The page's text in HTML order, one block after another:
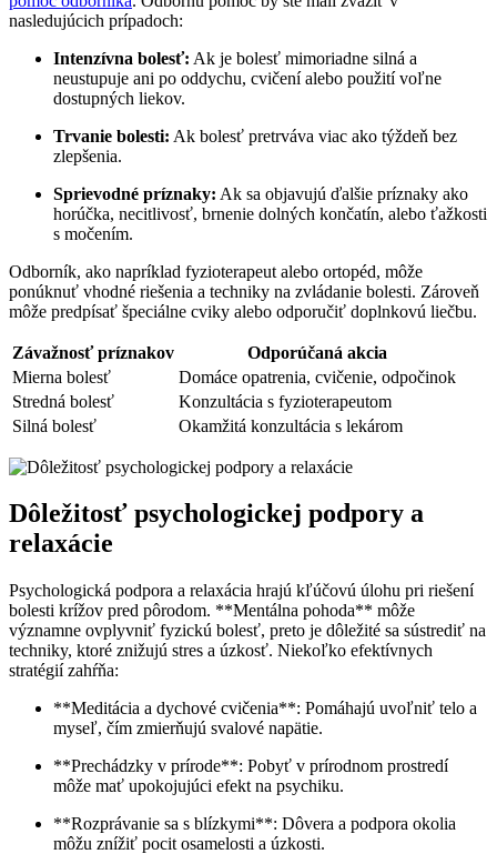
nasledujúcich prípadoch:
Intenzívna bolesť: Ak je bolesť mimoriadne silná a
neustupuje ani po oddychu, cvičení alebo použití voľne
dostupných liekov.
Trvanie bolesti: Ak bolesť pretrváva viac ako týždeň bez
zlepšenia.
Sprievodné príznaky: Ak sa objavujú ďalšie príznaky ako
horúčka, necitlivosť, brnenie dolných končatín, alebo ťažkosti
s močením.
Odborník, ako napríklad fyzioterapeut alebo ortopéd, môže
ponúknuť vhodné riešenia a techniky na zvládanie bolesti. Zároveň
môže predpísať špeciálne cviky alebo odporučiť doplnkovú liečbu.
Závažnosť príznakov
Odporúčaná akcia
Mierna bolesť
Domáce opatrenia, cvičenie, odpočinok
Stredná bolesť
Konzultácia s fyzioterapeutom
Silná bolesť
Okamžitá konzultácia s lekárom
Dôležitosť psychologickej podpory a
relaxácie
Psychologická podpora a relaxácia hrajú kľúčovú úlohu pri riešení
bolesti krížov pred pôrodom. **Mentálna pohoda** môže
významne ovplyvniť fyzickú bolesť, preto je dôležité sa sústrediť na
techniky, ktoré znižujú stres a úzkosť. Niekoľko efektívnych
stratégií zahŕňa:
**Meditácia a dychové cvičenia**: Pomáhajú uvoľniť telo a
myseľ, čím zmierňujú svalové napätie.
**Prechádzky v prírode**: Pobyť v prírodnom prostredí
môže mať upokojujúci efekt na psychiku.
**Rozprávanie sa s blízkymi**: Dôvera a podpora okolia
môžu znížiť pocit osamelosti a úzkosti.